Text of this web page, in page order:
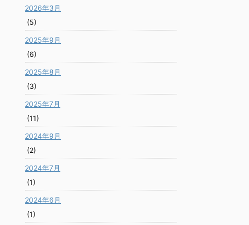
2026年3月
(5)
2025年9月
(6)
2025年8月
(3)
2025年7月
(11)
2024年9月
(2)
2024年7月
(1)
2024年6月
(1)